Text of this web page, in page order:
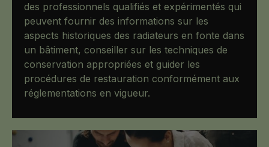
des professionnels qualifiés et expérimentés qui
peuvent fournir des informations sur les
aspects historiques des radiateurs en fonte dans
un bâtiment, conseiller sur les techniques de
conservation appropriées et guider les
procédures de restauration conformément aux
réglementations en vigueur.